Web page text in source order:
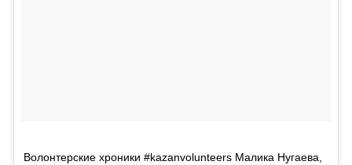
Волонтерские хроники #kazanvolunteers Малика Нугаева,